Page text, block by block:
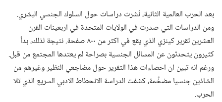
بعد الحرب العالمية الثانية،‏ نُشرت دراسات حول السلوك الجنسي البشري.‏
ومن الدراسات التي صدرت في الولايات المتحدة في اربعينات القرن
العشرين تقرير كينزي الذي يقع في اكثر من ٨٠٠ صفحة.‏ نتيجة لذلك،‏ بدأ
كثيرون يتحدثون عن المسائل الجنسية بصراحة لم يعتدها المجتمع من قبل.‏
ورغم انه تبين ان احصاءات هذا التقرير حول مضاجعي النظير وغيرهم من
الشاذين جنسيا مضخَّمة،‏ كشفت الدراسة الانحطاط الادبي السريع الذي تلا
الحرب.‏